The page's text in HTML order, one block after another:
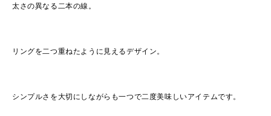
太さの異なる二本の線。
リングを二つ重ねたように見えるデザイン。
シンプルさを大切にしながらも一つで二度美味しいアイテムです。